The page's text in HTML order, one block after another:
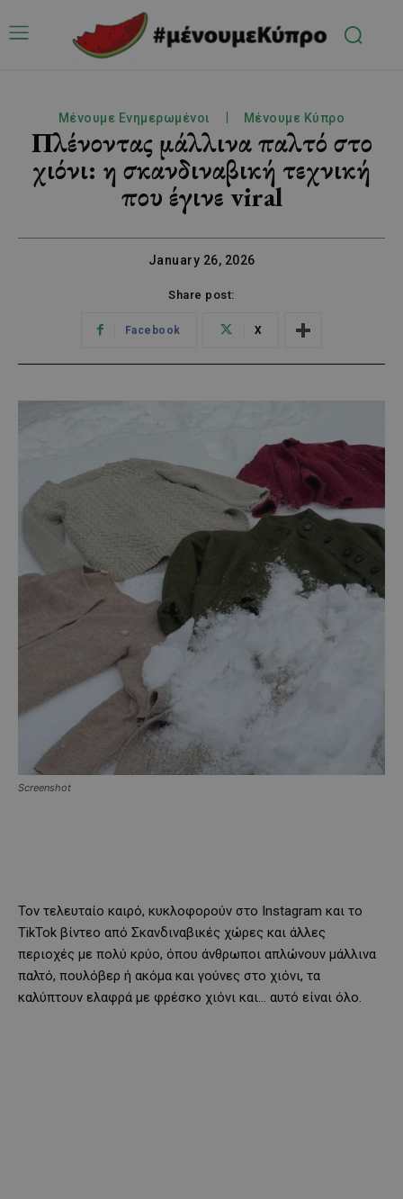
Μένουμε Ενημερωμένοι Μένουμε Κύπρο
Πλένοντας μάλλινα παλτό στο
χιόνι: η σκανδιναβική τεχνική
που έγινε viral
January 26, 2026
Share post:
Facebook X
Screenshot
Τον τελευταίο καιρό, κυκλοφορούν στο Instagram και το
TikTok βίντεο από Σκανδιναβικές χώρες και άλλες
περιοχές με πολύ κρύο, όπου άνθρωποι απλώνουν μάλλινα
παλτό, πουλόβερ ή ακόμα και γούνες στο χιόνι, τα
καλύπτουν ελαφρά με φρέσκο χιόνι και… αυτό είναι όλο.